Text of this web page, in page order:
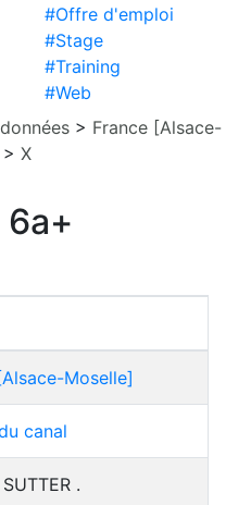
#Offre d'emploi
#Stage
#Training
#Web
> France [Alsace-
> X
6a+
Moselle]
canal
.